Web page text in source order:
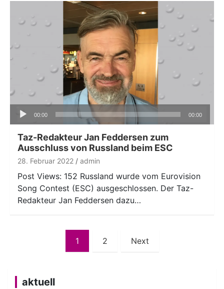
Audio-
Player
00:00 00:00
Taz-Redakteur Jan Feddersen zum
Ausschluss von Russland beim ESC
28. Februar 2022 admin
Post Views: 152 Russland wurde vom Eurovision
Song Contest (ESC) ausgeschlossen. Der Taz-
Redakteur Jan Feddersen dazu…
Seitennummerierung
Beiträge
1 2 Next
aktuell